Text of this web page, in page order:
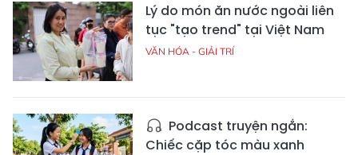
Lý do món ăn nước ngoài liên
tục "tạo trend" tại Việt Nam
VĂN HÓA - GIẢI TRÍ
Podcast truyện ngắn:
Chiếc cặp tóc màu xanh